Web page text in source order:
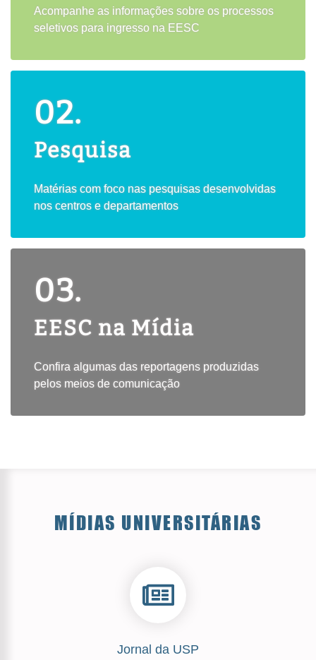
Acompanhe as informações sobre os processos
seletivos para ingresso na EESC
02.
Pesquisa
Matérias com foco nas pesquisas desenvolvidas
nos centros e departamentos
03.
EESC na Mídia
Confira algumas das reportagens produzidas
pelos meios de comunicação
MÍDIAS UNIVERSITÁRIAS
Jornal da USP